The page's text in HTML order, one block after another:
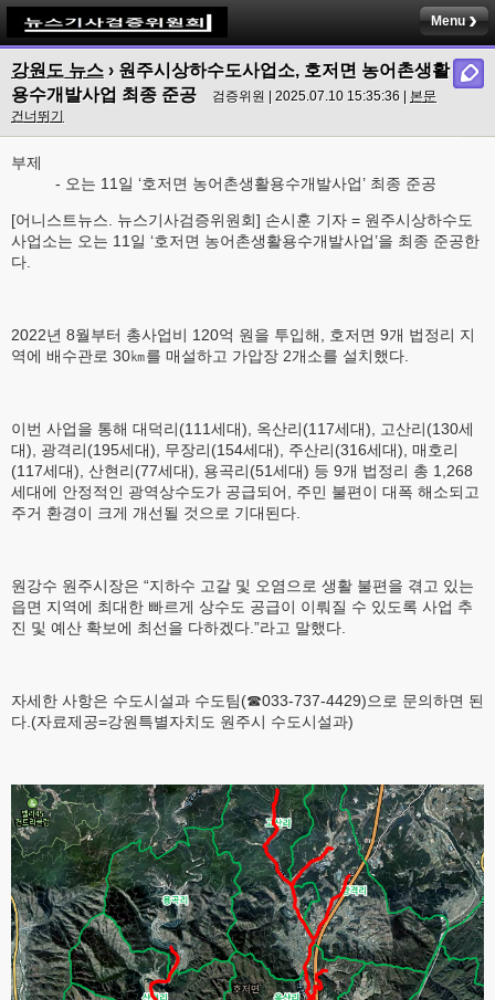
Menu
강원도 뉴스 › 원주시상하수도사업소, 호저면 농어촌생활
용수개발사업 최종 준공
검증위원 | 2025.07.10 15:35:36 | 본문
건너뛰기
부제
- 오는 11일 ‘호저면 농어촌생활용수개발사업’ 최종 준공
[어니스트뉴스. 뉴스기사검증위원회] 손시훈 기자 = 원주시상하수도
사업소는 오는 11일 ‘호저면 농어촌생활용수개발사업’을 최종 준공한
다.
2022년 8월부터 총사업비 120억 원을 투입해, 호저면 9개 법정리 지
역에 배수관로 30㎞를 매설하고 가압장 2개소를 설치했다.
이번 사업을 통해 대덕리(111세대), 옥산리(117세대), 고산리(130세
대), 광격리(195세대), 무장리(154세대), 주산리(316세대), 매호리
(117세대), 산현리(77세대), 용곡리(51세대) 등 9개 법정리 총 1,268
세대에 안정적인 광역상수도가 공급되어, 주민 불편이 대폭 해소되고
주거 환경이 크게 개선될 것으로 기대된다.
원강수 원주시장은 “지하수 고갈 및 오염으로 생활 불편을 겪고 있는
읍면 지역에 최대한 빠르게 상수도 공급이 이뤄질 수 있도록 사업 추
진 및 예산 확보에 최선을 다하겠다.”라고 말했다.
자세한 사항은 수도시설과 수도팀(☎033-737-4429)으로 문의하면 된
다.(자료제공=강원특별자치도 원주시 수도시설과)